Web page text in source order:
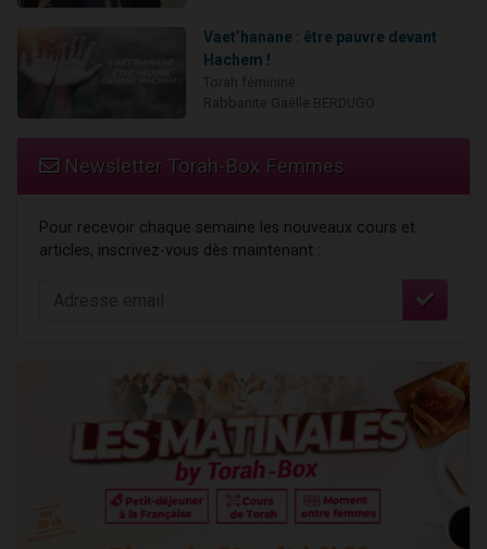
Vaet’hanane : être pauvre devant
Hachem !
Newsletter Torah-Box Femmes
Pour recevoir chaque semaine les nouveaux cours et
articles, inscrivez-vous dès maintenant :